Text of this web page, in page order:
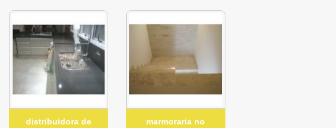
distribuidora de
marmoraria no